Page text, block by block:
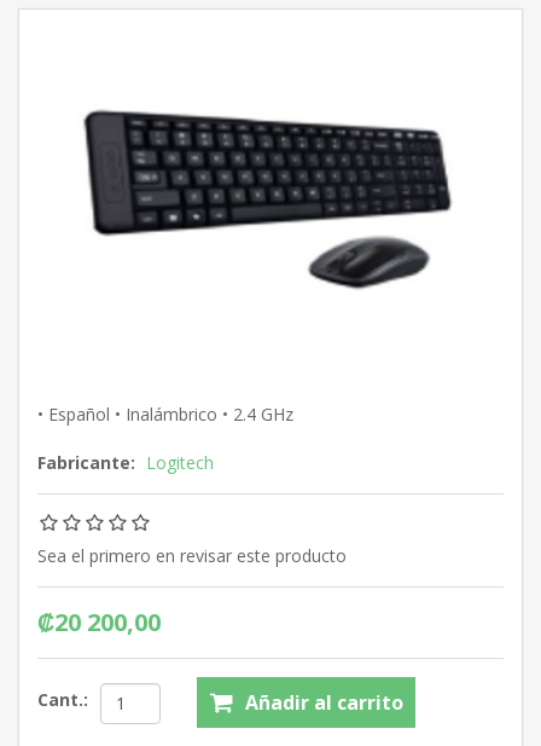
• Español • Inalámbrico • 2.4 GHz
Fabricante: Logitech
Sea el primero en revisar este producto
₡20 200,00
Cant.: Añadir al carrito